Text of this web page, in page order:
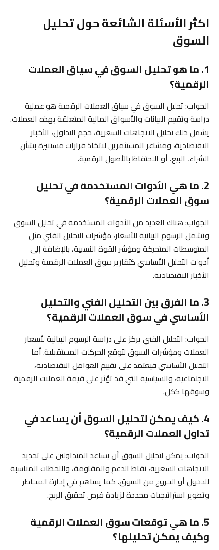
اكثر الأسئلة الشائعة حول تحليل
السوق
1. ما هو تحليل السوق في سياق العملات
الرقمية؟
الجواب: تحليل السوق في سياق العملات الرقمية هو عملية
دراسة وتقييم البيانات والأسواق المالية المتعلقة بهذه العملات.
يشمل ذلك تحليل الاتجاهات السعرية، حجم التداول، الأخبار
الاقتصادية، ومشاعر المستثمرين لاتخاذ قرارات مستنيرة بشأن
الشراء، البيع، أو الاحتفاظ بالأصول الرقمية.
2. ما هي الأدوات المستخدمة في تحليل
سوق العملات الرقمية؟
الجواب: هناك العديد من الأدوات المستخدمة في تحليل السوق
وتشمل الرسوم البيانية للأسعار، مؤشرات التحليل الفني مثل
المتوسطات المتحركة ومؤشر القوة النسبية، بالإضافة إلى
أدوات التحليل الأساسي كتقارير سوق العملات الرقمية وتحليل
الأخبار الاقتصادية.
3. ما الفرق بين التحليل الفني والتحليل
الأساسي في سوق العملات الرقمية؟
الجواب: التحليل الفني يركز على دراسة الرسوم البيانية لأسعار
العملات ومؤشرات السوق لتوقع الحركات المستقبلية. أما
التحليل الأساسي فيعتمد على تقييم العوامل الاقتصادية،
الاجتماعية، والسياسية التي قد تؤثر على قيمة العملات الرقمية
وسوقها ككل.
4. كيف يمكن لتحليل السوق أن يساعد في
تداول العملات الرقمية؟
الجواب: يمكن لتحليل السوق أن يساعد المتداولين على تحديد
الاتجاهات السعرية، نقاط الدعم والمقاومة، واللحظات المناسبة
للدخول أو الخروج من السوق. كما يساهم في إدارة المخاطر
وتطوير استراتيجيات محددة لزيادة فرص تحقيق الربح.
5. ما هي توقعات سوق العملات الرقمية
وكيف يمكن تحليلها؟